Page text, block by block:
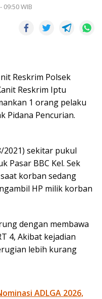
09:50 WIB
Reskrim Polsek
Reskrim Iptu
1 orang pelaku
Pidana Pencurian.
2021) sekitar pukul
Pasar BBC Kel. Sek
korban sedang
HP milik korban
dengan membawa
4, Akibat kejadian
lebih kurang
ADLGA 2026,